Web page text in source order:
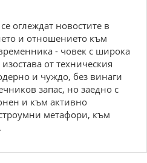
оглеждат новостите в
и отношението към
- човек с широка
от техническия
и чуждо, без винаги
запас, но заедно с
и към активно
метафори, към